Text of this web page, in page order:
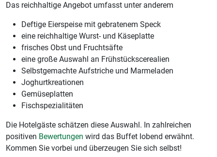
Das reichhaltige Angebot umfasst unter anderem
Deftige Eierspeise mit gebratenem Speck
eine reichhaltige Wurst- und Käseplatte
frisches Obst und Fruchtsäfte
eine große Auswahl an Frühstückscerealien
Selbstgemachte Aufstriche und Marmeladen
Joghurtkreationen
Gemüseplatten
Fischspezialitäten
Die Hotelgäste schätzen diese Auswahl. In zahlreichen
positiven Bewertungen wird das Buffet lobend erwähnt.
Kommen Sie vorbei und überzeugen Sie sich selbst!